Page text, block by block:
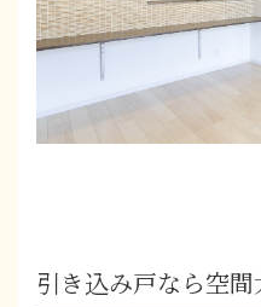
引き込み戸なら空間